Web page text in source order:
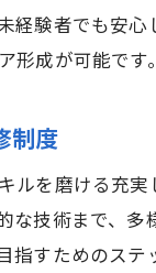
職場で得ら
将来の独立
建設業未経験者
未経験から
安心して働
経験者でも安
成が可能です。
制度
ルを磨ける充
技術まで、
指すためのス